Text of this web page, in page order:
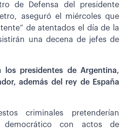
de Defensa del presidente
aseguró el miércoles que
de atentados el día de la
una decena de jefes de
los presidentes de Argentina,
además del rey de España
criminales pretenderían
con actos de